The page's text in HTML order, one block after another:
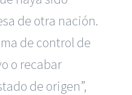
de otra nación.
de control de
o recabar
de origen”,